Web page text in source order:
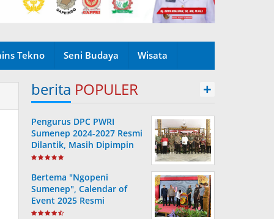
Tekno Seni Budaya Wisata
berita POPULER +
Pengurus DPC PWRI
Sumenep 2024-2027 Resmi
Dilantik, Masih Dipimpin
Rusydiyono
Bertema "Ngopeni
Sumenep", Calendar of
Event 2025 Resmi
Diluncurkan